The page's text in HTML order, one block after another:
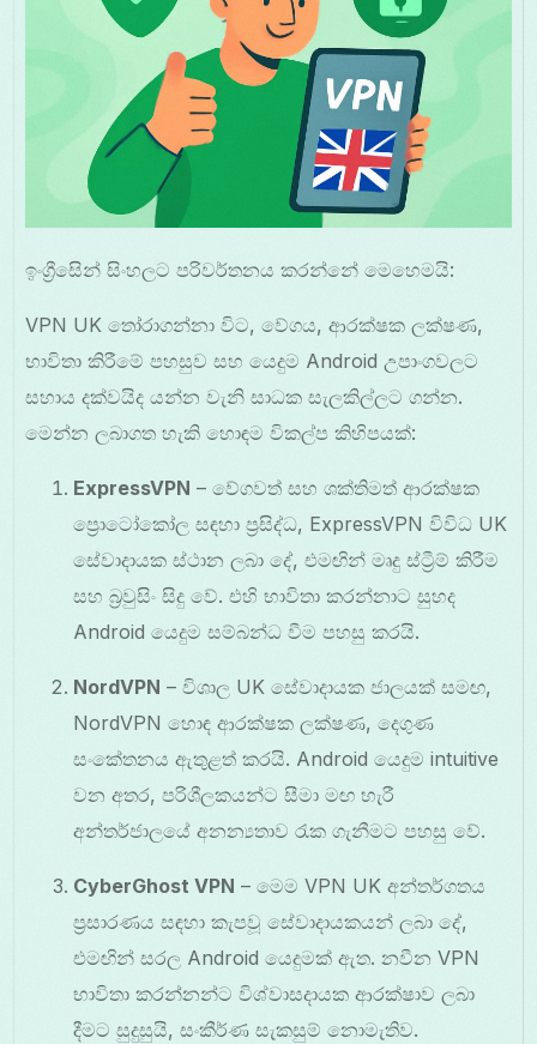
ඉංග්‍රීසිෙන් සිංහලට පරිවර්තනය කරන්නේ මෙහෙමයි:
VPN UK තෝරාගන්නා විට, වේගය, ආරක්ෂක ලක්ෂණ,
භාවිතා කිරීමේ පහසුව සහ යෙදුම Android උපාංගවලට
සහාය දක්වයිද යන්න වැනි සාධක සැලකිල්ලට ගන්න.
මෙන්න ලබාගත හැකි හොඳම විකල්ප කිහිපයක්:
ExpressVPN – වේගවත් සහ ශක්තිමත් ආරක්ෂක
ප්‍රොටෝකෝල සඳහා ප්‍රසිද්ධ, ExpressVPN විවිධ UK
සේවාදායක ස්ථාන ලබා දේ, එමඟින් මෘදු ස්ට්‍රීම් කිරීම
සහ බ්‍රවුසිං සිදු වේ. එහි භාවිතා කරන්නාට සුහද
Android යෙදුම සම්බන්ධ වීම පහසු කරයි.
NordVPN – විශාල UK සේවාදායක ජාලයක් සමඟ,
NordVPN හොඳ ආරක්ෂක ලක්ෂණ, දෙගුණ
සංකේතනය ඇතුළත් කරයි. Android යෙදුම intuitive
වන අතර, පරිශීලකයන්ට සීමා මඟ හැරී
අන්තර්ජාලයේ අනන්‍යතාව රැක ගැනීමට පහසු වේ.
CyberGhost VPN – මෙම VPN UK අන්තර්ගතය
ප්‍රසාරණය සඳහා කැපවූ සේවාදායකයන් ලබා දේ,
එමඟින් සරල Android යෙදුමක් ඇත. නවීන VPN
භාවිතා කරන්නන්ට විශ්වාසදායක ආරක්ෂාව ලබා
දීමට සුදුසුයි, සංකීර්ණ සැකසුම් නොමැතිව.